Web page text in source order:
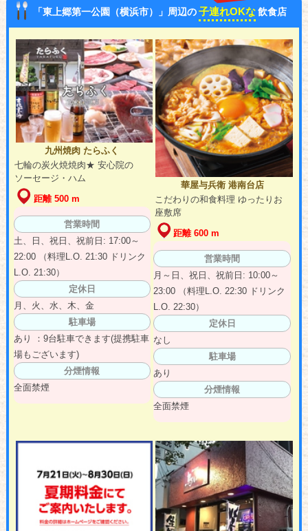
「東上郷第一公園（横浜市）」周辺の子連れOKな 飲食店
九州焼肉 たらふく
七輪の炭火焼焼肉★ 安心院の
ソーセージ・ハム
距離 500 m
営業時間
土、日、祝日、祝前日: 17:00～
22:00 （料理L.O. 21:30 ドリンク
L.O. 21:30）
定休日
月、火、水、木、金
駐車場
あり ：9台駐車できます(提携駐車
場もございます)
分煙情報
全面禁煙
華屋与兵衛 港南台店
こだわりの和食料理 ゆったりお
座敷席
距離 600 m
営業時間
月～日、祝日、祝前日: 10:00～
23:00 （料理L.O. 22:30 ドリンク
L.O. 22:30）
定休日
なし
駐車場
あり
分煙情報
全面禁煙